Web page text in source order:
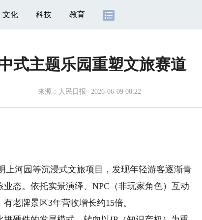
文化 科技 教育
式主题乐园重塑文旅赛道
来源： 人民日报 2026-06-09 08:22
河园等沉浸式文旅项目，发现年轻游客逐渐青
态。依托实景演绎、NPC（非玩家角色）互动
老牌景区3年营收增长约15倍。